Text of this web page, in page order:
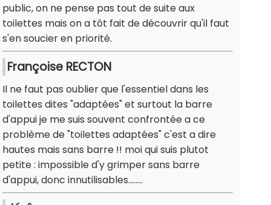
public, on ne pense pas tout de suite aux
toilettes mais on a tôt fait de découvrir qu'il faut
s'en soucier en priorité.
Françoise RECTON
Il ne faut pas oublier que l'essentiel dans les
toilettes dites "adaptées" et surtout la barre
d'appui je me suis souvent confrontée a ce
problème de "toilettes adaptées" c'est a dire
hautes mais sans barre !! moi qui suis plutot
petite : impossible d'y grimper sans barre
d'appui, donc innutilisables........